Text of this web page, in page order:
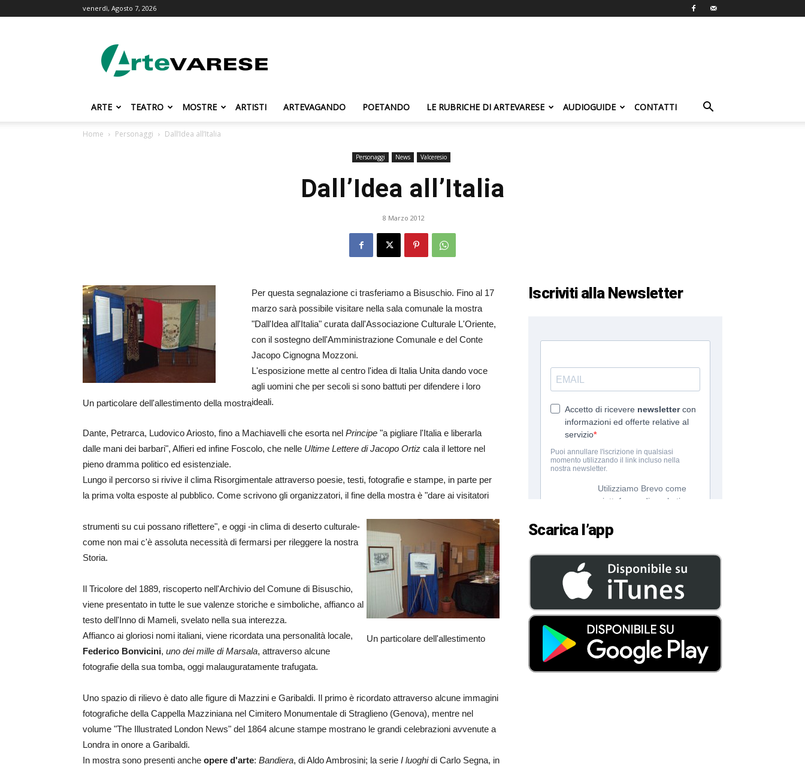
venerdì, Agosto 7, 2026
ARTE TEATRO MOSTRE ARTISTI ARTEVAGANDO POETANDO LE RUBRICHE DI ARTEVARESE AUDIOGUIDE CONTATTI
Home Personaggi Dall’Idea all’Italia
Personaggi News Valceresio
Dall’Idea all’Italia
8 Marzo 2012
Un particolare dell'allestimento della mostra
Per questa segnalazione ci trasferiamo a Bisuschio. Fino al 17
marzo sarà possibile visitare nella sala comunale la mostra
"Dall'Idea all'Italia" curata dall'Associazione Culturale L'Oriente,
con il sostegno dell'Amministrazione Comunale e del Conte
Jacopo Cignogna Mozzoni.
L'esposizione mette al centro l'idea di Italia Unita dando voce
agli uomini che per secoli si sono battuti per difendere i loro
ideali.
Dante, Petrarca, Ludovico Ariosto, fino a Machiavelli che esorta nel Principe "a pigliare l'Italia e liberarla
dalle mani dei barbari", Alfieri ed infine Foscolo, che nelle Ultime Lettere di Jacopo Ortiz cala il lettore nel
pieno dramma politico ed esistenziale.
Lungo il percorso si rivive il clima Risorgimentale attraverso poesie, testi, fotografie e stampe, in parte per
la prima volta esposte al pubblico. Come scrivono gli organizzatori, il fine della mostra è "dare ai visitatori
Un particolare dell'allestimento
strumenti su cui possano riflettere", e oggi -in clima di deserto culturale-
come non mai c'è assoluta necessità di fermarsi per rileggere la nostra
Storia.
Il Tricolore del 1889, riscoperto nell'Archivio del Comune di Bisuschio,
viene presentato in tutte le sue valenze storiche e simboliche, affianco al
testo dell'Inno di Mameli, svelato nella sua interezza.
Affianco ai gloriosi nomi italiani, viene ricordata una personalità locale,
Federico Bonvicini, uno dei mille di Marsala, attraverso alcune
fotografie della sua tomba, oggi malauguratamente trafugata.
Uno spazio di rilievo è dato alle figure di Mazzini e Garibaldi. Il primo è ricordato attraverso alcune immagini
fotografiche della Cappella Mazziniana nel Cimitero Monumentale di Straglieno (Genova), mentre nel
volume "The Illustrated London News" del 1864 alcune stampe mostrano le grandi celebrazioni avvenute a
Londra in onore a Garibaldi.
In mostra sono presenti anche opere d'arte: Bandiera, di Aldo Ambrosini; la serie I luoghidi Carlo Segna, in
Iscriviti alla Newsletter
Scarica l’app